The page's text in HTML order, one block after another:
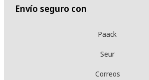
Envío seguro con
Paack
Seur
Correos